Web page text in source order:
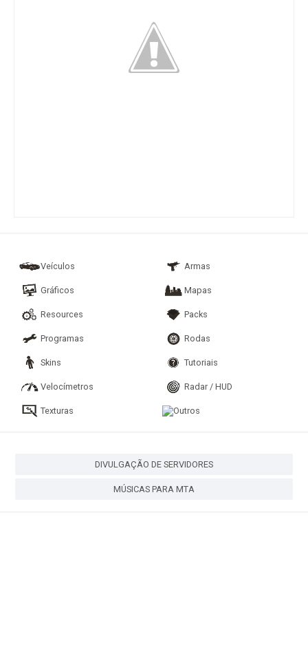
Veículos Armas
Gráficos Mapas
Resources Packs
Programas Rodas
Skins Tutoriais
Velocímetros Radar / HUD
Texturas Outros
DIVULGAÇÃO DE SERVIDORES
MÚSICAS PARA MTA